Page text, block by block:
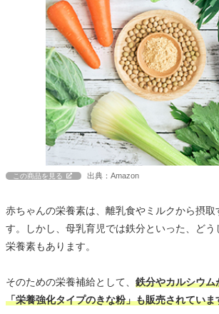
この商品を見る 出典：Amazon
赤ちゃんの栄養素は、離乳食やミルクから摂取
す。しかし、母乳育児では鉄分といった、どう
栄養素もあります。
そのための栄養補給として、 鉄分やカルシウム
「栄養強化タイプのきな粉」も販売されていま